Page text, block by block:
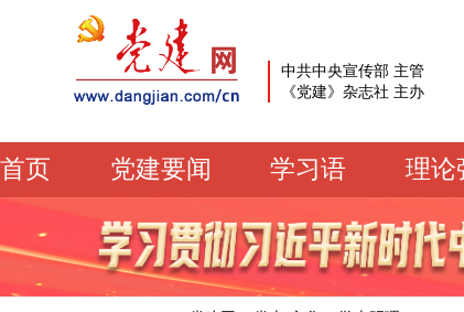
中共中央宣传部 主管
《党建》杂志社 主办
首页 党建要闻 学习语 理论
学习语 党建网微平台
机关党建
校园党建 企业党建